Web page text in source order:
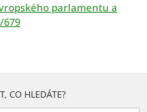
parlamentu a
679
CO HLEDÁTE?